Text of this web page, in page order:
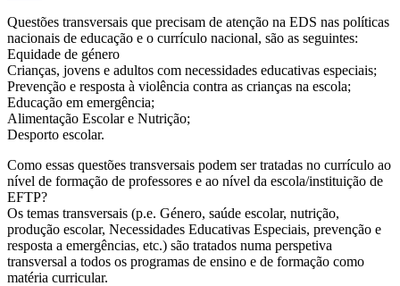
Questões transversais que precisam de atenção na EDS nas políticas
nacionais de educação e o currículo nacional, são as seguintes:
Equidade de género
Crianças, jovens e adultos com necessidades educativas especiais;
Prevenção e resposta à violência contra as crianças na escola;
Educação em emergência;
Alimentação Escolar e Nutrição;
Desporto escolar.
Como essas questões transversais podem ser tratadas no currículo ao
nível de formação de professores e ao nível da escola/instituição de
EFTP?
Os temas transversais (p.e. Género, saúde escolar, nutrição,
produção escolar, Necessidades Educativas Especiais, prevenção e
resposta a emergências, etc.) são tratados numa perspetiva
transversal a todos os programas de ensino e de formação como
matéria curricular.